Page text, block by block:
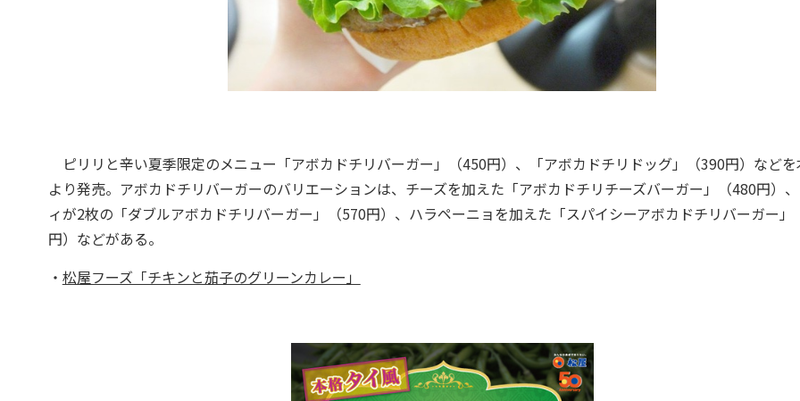
ピリリと辛い夏季限定のメニュー「アボカドチリバーガー」（450円）、「アボカドチリドッグ」（390円）など
より発売。アボカドチリバーガーのバリエーションは、チーズを加えた「アボカドチリチーズバーガー」（480円）
ィが2枚の「ダブルアボカドチリバーガー」（570円）、ハラペーニョを加えた「スパイシーアボカドチリバーガー」
円）などがある。
・ 松屋フーズ「チキンと茄子のグリーンカレー」